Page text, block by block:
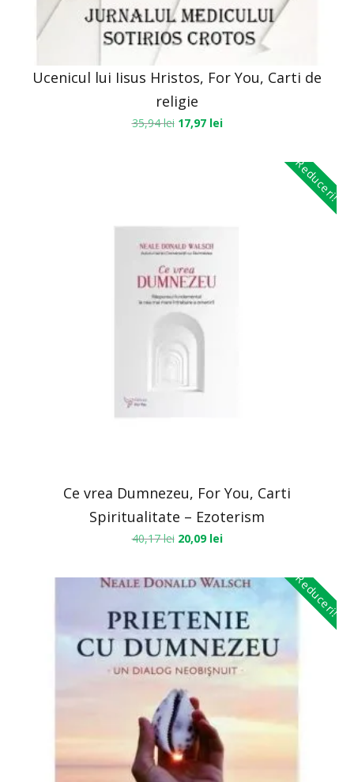
Ucenicul lui Iisus Hristos, For You, Carti de
religie
35,94lei 17,97 lei
Reduceri!
Ce vrea Dumnezeu, For You, Carti
Spiritualitate – Ezoterism
40,17lei 20,09 lei
Reduceri!